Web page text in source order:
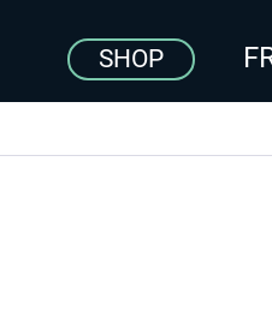
SHOP